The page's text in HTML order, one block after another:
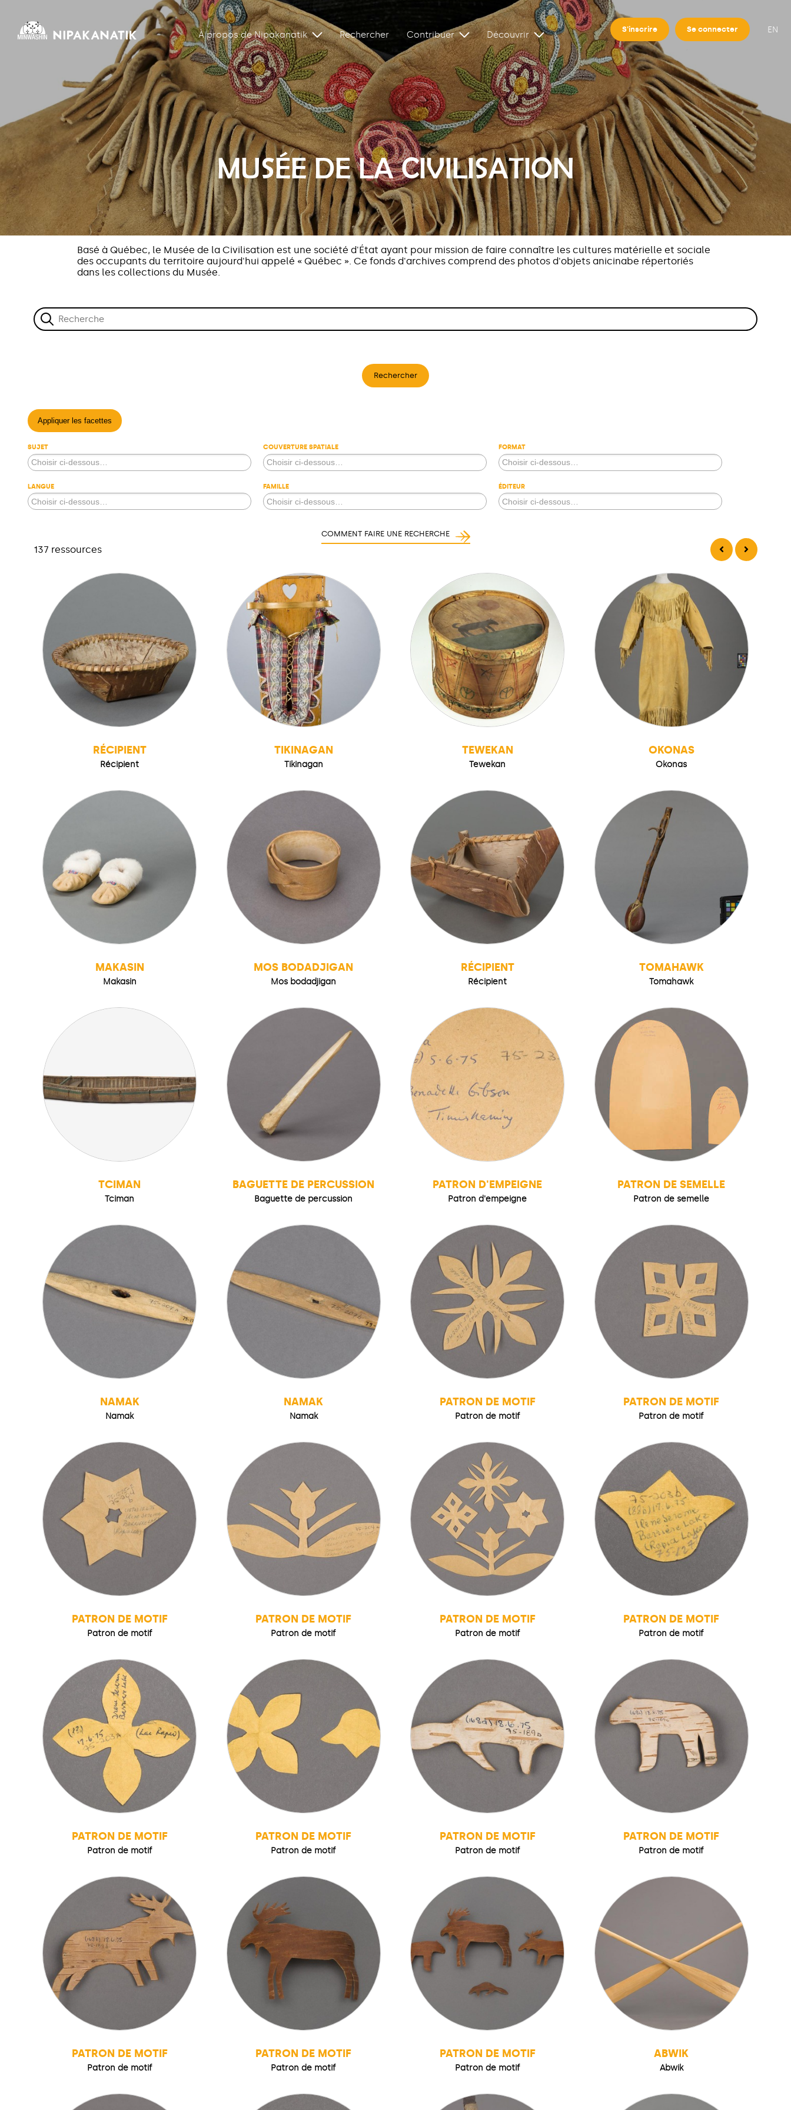
À propos de Nipakanatik Rechercher Contribuer Découvrir S'inscrire Se connecter EN
MUSÉE DE LA CIVILISATION
Basé à Québec, le Musée de la Civilisation est une société d'État ayant pour mission de faire connaître les cultures matérielle et sociale
des occupants du territoire aujourd'hui appelé « Québec ». Ce fonds d'archives comprend des photos d'objets anicinabe répertoriés
dans les collections du Musée.
Rechercher
COMMENT FAIRE UNE RECHERCHE
Appliquer les facettes
SUJET COUVERTURE SPATIALE FORMAT
LANGUE FAMILLE ÉDITEUR
137 ressources
RÉCIPIENT
Récipient
TIKINAGAN
Tikinagan
TEWEKAN
Tewekan
OKONAS
Okonas
MAKASIN
Makasin
MOS BODADJIGAN
Mos bodadjigan
RÉCIPIENT
Récipient
TOMAHAWK
Tomahawk
TCIMAN
Tciman
BAGUETTE DE PERCUSSION
Baguette de percussion
PATRON D'EMPEIGNE
Patron d'empeigne
PATRON DE SEMELLE
Patron de semelle
NAMAK
Namak
NAMAK
Namak
PATRON DE MOTIF
Patron de motif
PATRON DE MOTIF
Patron de motif
PATRON DE MOTIF
Patron de motif
PATRON DE MOTIF
Patron de motif
PATRON DE MOTIF
Patron de motif
PATRON DE MOTIF
Patron de motif
PATRON DE MOTIF
Patron de motif
PATRON DE MOTIF
Patron de motif
PATRON DE MOTIF
Patron de motif
PATRON DE MOTIF
Patron de motif
PATRON DE MOTIF
Patron de motif
PATRON DE MOTIF
Patron de motif
PATRON DE MOTIF
Patron de motif
ABWIK
Abwik